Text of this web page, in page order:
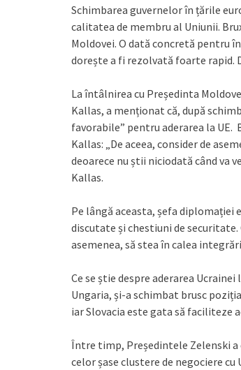
Schimbarea guvernelor în țările
calitatea de membru al Uniunii.
Moldovei. O dată concretă pentru
dorește a fi rezolvată foarte rapid.
La întâlnirea cu Președinta
Kallas, a menționat că, după
favorabile” pentru aderarea la
Kallas: „De aceea, consider de
deoarece nu știi niciodată când va
Kallas.
Pe lângă aceasta, șefa
discutate și chestiuni de
asemenea, să stea în calea
Ce se știe despre aderarea
Ungaria, și-a schimbat brusc
iar Slovacia este gata să faciliteze
Între timp, Președintele Zelenski
celor șase clustere de negociere